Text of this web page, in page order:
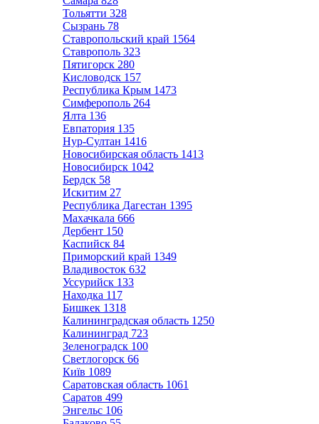
Тольятти 328
Сызрань 78
Ставропольский край 1564
Ставрополь 323
Пятигорск 280
Кисловодск 157
Республика Крым 1473
Симферополь 264
Ялта 136
Евпатория 135
Нур-Султан 1416
Новосибирская область 1413
Новосибирск 1042
Бердск 58
Искитим 27
Республика Дагестан 1395
Махачкала 666
Дербент 150
Каспийск 84
Приморский край 1349
Владивосток 632
Уссурийск 133
Находка 117
Бишкек 1318
Калининградская область 1250
Калининград 723
Зеленоградск 100
Светлогорск 66
Київ 1089
Саратовская область 1061
Саратов 499
Энгельс 106